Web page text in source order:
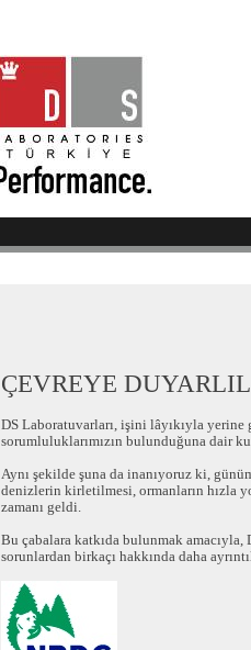
ÇEVREYE
DS Laboratuvarları, işini lâyıkıyla
sorumluluklarımızın bulunduğuna dair
Aynı şekilde şuna da inanıyoruz ki,
denizlerin kirletilmesi, ormanların hızla
zamanı geldi.
Bu çabalara katkıda bulunmak
sorunlardan birkaçı hakkında daha